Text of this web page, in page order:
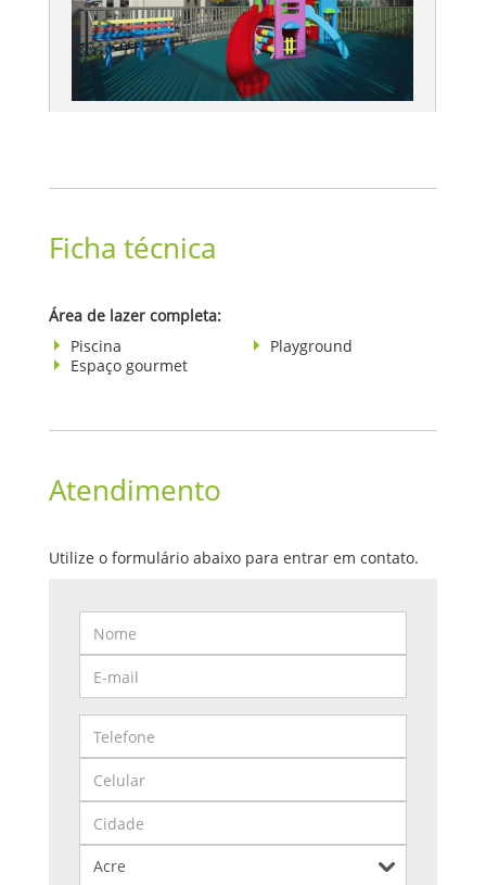
Ficha técnica
Área de lazer completa:
Piscina
Espaço gourmet
Playground
Atendimento
Utilize o formulário abaixo para entrar em contato.